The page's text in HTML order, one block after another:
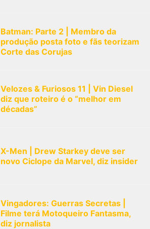
Batman: Parte 2 | Membro da
produção posta foto e fãs teorizam
Corte das Corujas
Velozes & Furiosos 11 | Vin Diesel
diz que roteiro é o “melhor em
décadas”
X-Men | Drew Starkey deve ser
novo Ciclope da Marvel, diz insider
Vingadores: Guerras Secretas |
Filme terá Motoqueiro Fantasma,
diz jornalista